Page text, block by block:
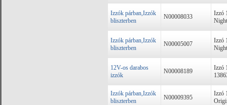
Izzók párban,Izzók
bliszterben
N00008033
Izzó
Izzók párban,Izzók
bliszterben
N00005007
Izzó
12V-os darabos
izzók
N00008189
Izzó
Izzók párban,Izzók
bliszterben
N00009395
Izzó